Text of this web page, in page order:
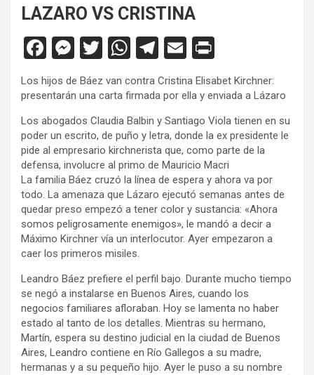
LAZARO VS CRISTINA
F
a
ce
b
o
o
k
M
es
se
n
g
er
T
tt
er
W
at
s
A
p
p
T
el
e
gr
a
m
E
m
ail
in
tF
ri
e
n
dl
y
Los hijos de Báez van contra Cristina Elisabet Kirchner:
presentarán una carta firmada por ella y enviada a Lázaro
Los abogados Claudia Balbin y Santiago Viola tienen en su
poder un escrito, de puño y letra, donde la ex presidente le
pide al empresario kirchnerista que, como parte de la
defensa, involucre al primo de Mauricio Macri
La familia Báez cruzó la línea de espera y ahora va por
todo. La amenaza que Lázaro ejecutó semanas antes de
quedar preso empezó a tener color y sustancia: «Ahora
somos peligrosamente enemigos», le mandó a decir a
Máximo Kirchner vía un interlocutor. Ayer empezaron a
caer los primeros misiles.
Leandro Báez prefiere el perfil bajo. Durante mucho tiempo
se negó a instalarse en Buenos Aires, cuando los
negocios familiares afloraban. Hoy se lamenta no haber
estado al tanto de los detalles. Mientras su hermano,
Martín, espera su destino judicial en la ciudad de Buenos
Aires, Leandro contiene en Río Gallegos a su madre,
hermanas y a su pequeño hijo. Ayer le puso a su nombre